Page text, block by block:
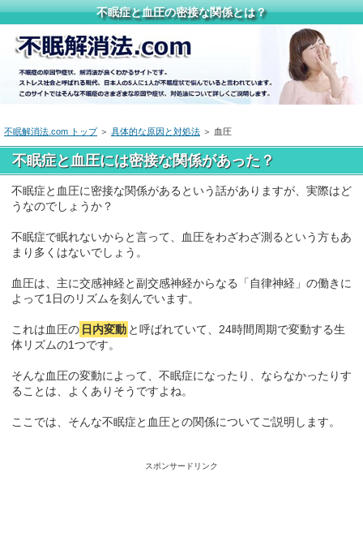
不眠症と血圧の密接な関係とは？
不眠解消法.com トップ＞ 具体的な原因と対処法 ＞ 血圧
不眠症と血圧には密接な関係があった？
不眠症と血圧に密接な関係があるという話がありますが、実際はど
うなのでしょうか？
不眠症で眠れないからと言って、血圧をわざわざ測るという方もあ
まり多くはないでしょう。
血圧は、主に交感神経と副交感神経からなる「自律神経」の働きに
よって1日のリズムを刻んでいます。
これは血圧の 日内変動 と呼ばれていて、24時間周期で変動する生
体リズムの1つです。
そんな血圧の変動によって、不眠症になったり、ならなかったりす
ることは、よくありそうですよね。
ここでは、そんな不眠症と血圧との関係についてご説明します。
スポンサードリンク